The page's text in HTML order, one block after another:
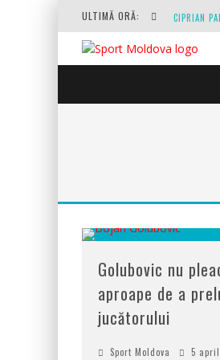
ULTIMĂ ORĂ:
Golubovic nu
aproape de a
jucătorului
Sport Moldova 5